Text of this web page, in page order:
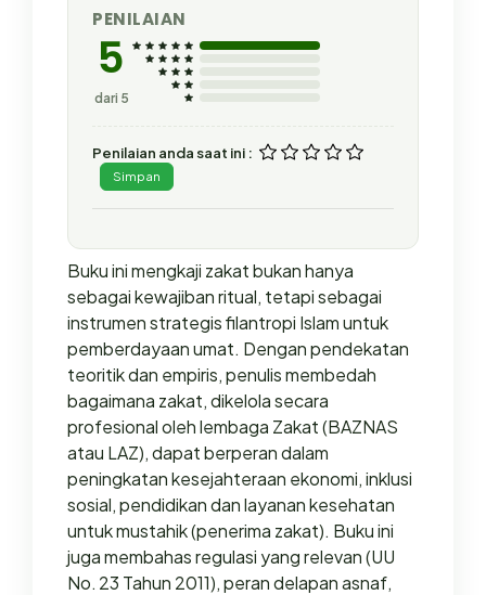
PENILAIAN
5
dari 5
Penilaian anda saat ini :
Simpan
Buku ini mengkaji zakat bukan hanya
sebagai kewajiban ritual, tetapi sebagai
instrumen strategis filantropi Islam untuk
pemberdayaan umat. Dengan pendekatan
teoritik dan empiris, penulis membedah
bagaimana zakat, dikelola secara
profesional oleh lembaga Zakat (BAZNAS
atau LAZ), dapat berperan dalam
peningkatan kesejahteraan ekonomi, inklusi
sosial, pendidikan dan layanan kesehatan
untuk mustahik (penerima zakat). Buku ini
juga membahas regulasi yang relevan (UU
No. 23 Tahun 2011), peran delapan asnaf,